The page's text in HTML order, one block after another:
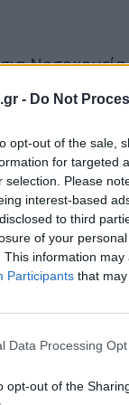
- Do Not
opt-out of the sale,
for targeted
selection. Please
interest-based
to third
of your
This information
Participants that
Data Processing
opt-out of the
για
προϊόντα για
τις
19, το άρθρο
ΦΠΑ στα
(I/Π)
αυτά
τους με